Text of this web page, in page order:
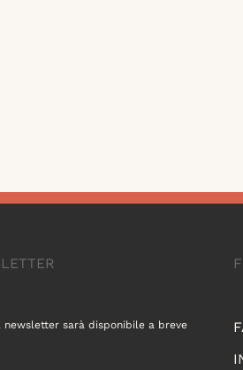
newsletter sarà disponibile a breve